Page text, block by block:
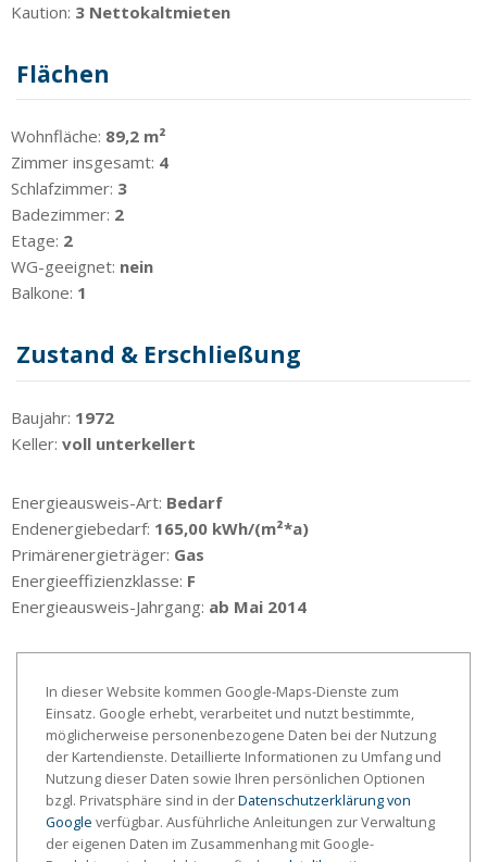
Kaution: 3 Nettokaltmieten
Flächen
Wohnfläche: 89,2 m²
Zimmer insgesamt: 4
Schlafzimmer: 3
Badezimmer: 2
Etage: 2
WG-geeignet: nein
Balkone: 1
Zustand & Erschließung
Baujahr: 1972
Keller: voll unterkellert
Energieausweis-Art: Bedarf
Endenergiebedarf: 165,00 kWh/(m²*a)
Primärenergieträger: Gas
Energieeffizienzklasse: F
Energieausweis-Jahrgang: ab Mai 2014
In dieser Website kommen Google-Maps-Dienste zum
Einsatz. Google erhebt, verarbeitet und nutzt bestimmte,
möglicherweise personenbezogene Daten bei der Nutzung
der Kartendienste. Detaillierte Informationen zu Umfang und
Nutzung dieser Daten sowie Ihren persönlichen Optionen
bzgl. Privatsphäre sind in derDatenschutzerklärung von
Google verfügbar. Ausführliche Anleitungen zur Verwaltung
der eigenen Daten im Zusammenhang mit Google-